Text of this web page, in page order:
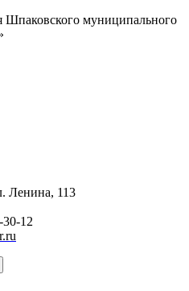
муниципального
Ленина, 113
12